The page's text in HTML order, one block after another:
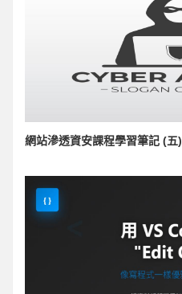
網站滲透資安課程學習筆記 (五)